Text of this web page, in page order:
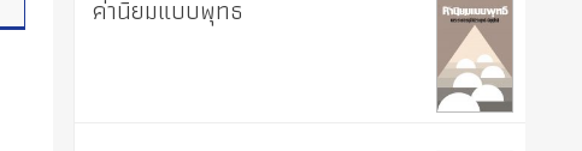
ค่านิยมแบบพุทธ